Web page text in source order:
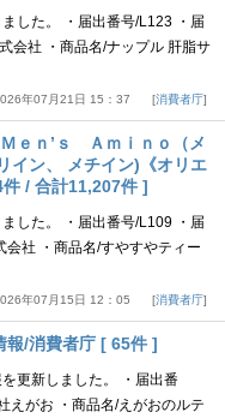
した。 ・届出番号/L123 ・届
会社 ・商品名/ナップル 肝脂サ
年07月21日 15：37 消費者庁
ｅｎ’ｓ Ａｍｉｎｏ（メ
イン、 メチイン)《オリエ
/ 合計11,207件 ]
した。 ・届出番号/L109 ・届
社 ・商品名/すやすやティー
年07月15日 12：05 消費者庁
報/消費者庁 [ 65件 ]
更新しました。 ・届出番
えがお ・商品名/えがおのルテ